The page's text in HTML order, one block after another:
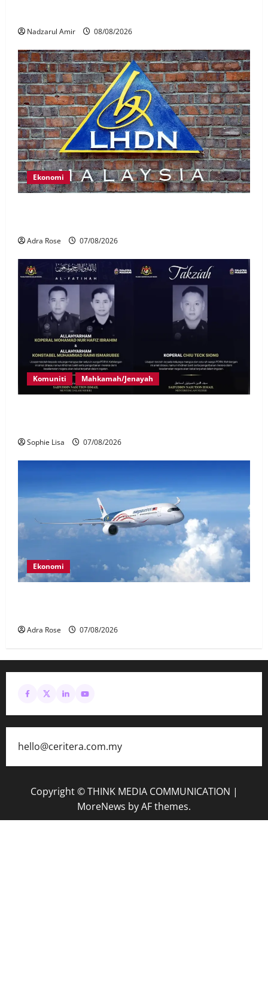
Nadzarul Amir 08/08/2026
Ekonomi
Adra Rose 07/08/2026
Komuniti Mahkamah/Jenayah
Sophie Lisa 07/08/2026
Ekonomi
Adra Rose 07/08/2026
hello@ceritera.com.my
Copyright © THINK MEDIA COMMUNICATION |
MoreNews by AF themes.